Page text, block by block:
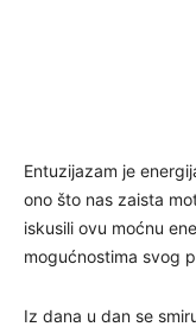
Entuzijazam je
ono što nas zaista
iskusili ovu moćnu
mogućnostima svog
Iz dana u dan se